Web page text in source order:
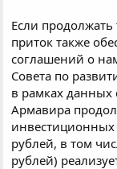
Если продолжать
приток также
соглашений о
Совета по
в рамках данных
Армавира
рублей, в том
рублей)